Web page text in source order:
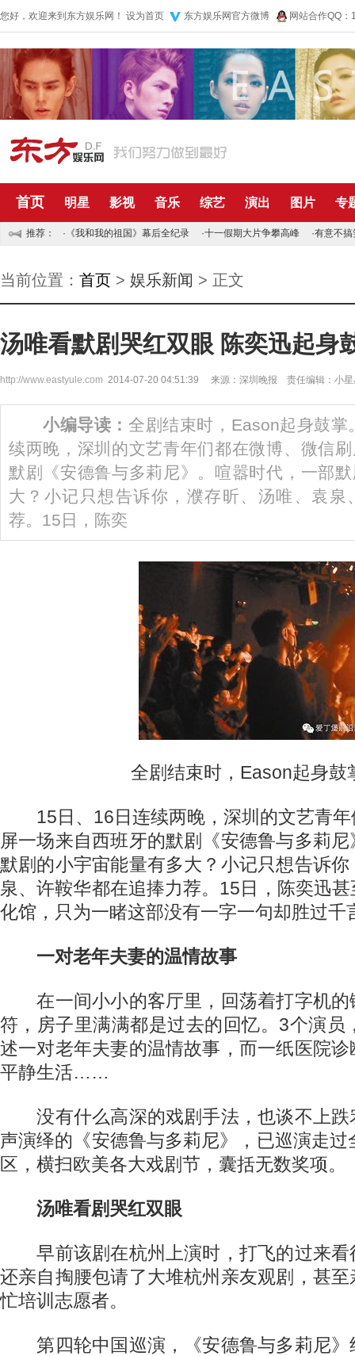
您好，欢迎来到东方娱乐网！ 设为首页 东方娱乐网官方微博 网站合作QQ
首页 明星 影视 音乐 综艺 演出 图片 专
推荐： · 《我和我的祖国》幕后全纪录 ·十一假期大片争攀高峰 ·有意不搞
当前位置： 首页 > 娱乐新闻 > 正文
汤唯看默剧哭红双眼 陈奕迅起身
http://www.eastyule.com 2014-07-20 04:51:39 来源：深圳晚报 责任编辑：小星
小编导读：全剧结束时，Eason起身
续两晚，深圳的文艺青年们都在微博、微信
默剧《安德鲁与多莉尼》。喧嚣时代，一部
大？小记只想告诉你，濮存昕、汤唯、袁泉
荐。15日，陈奕
全剧结束时，Eason起身鼓
15日、16日连续两晚，深圳的文艺青年
屏一场来自西班牙的默剧《安德鲁与多莉
默剧的小宇宙能量有多大？小记只想告诉
泉、许鞍华都在追捧力荐。15日，陈奕迅
化馆，只为一睹这部没有一字一句却胜过千
一对老年夫妻的温情故事
在一间小小的客厅里，回荡着打字机的
符，房子里满满都是过去的回忆。3个演员
述一对老年夫妻的温情故事，而一纸医院
平静生活……
没有什么高深的戏剧手法，也谈不上跌
声演绎的《安德鲁与多莉尼》，已巡演走
区，横扫欧美各大戏剧节，囊括无数奖项。
汤唯看剧哭红双眼
早前该剧在杭州上演时，打飞的过来看
还亲自掏腰包请了大堆杭州亲友观剧，甚
忙培训志愿者。
第四轮中国巡演，《安德鲁与多莉尼》